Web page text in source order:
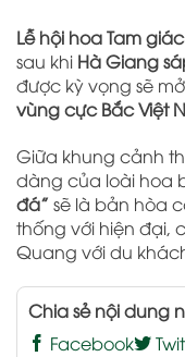
Lễ hội hoa Tam
sau khi Hà Giang
được kỳ vọng sẽ
vùng cực Bắc Việt
Giữa khung cảnh
dàng của loài hoa
đá” sẽ là bản hòa
thống với hiện đại,
Quang với du
Chia sẻ nội dung
Facebook